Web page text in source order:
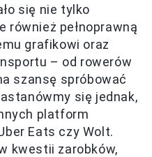
się nie tylko
również pełnoprawną
grafikowi oraz
– od rowerów
szansę spróbować
się jednak,
platform
Eats czy Wolt.
kwestii zarobków,